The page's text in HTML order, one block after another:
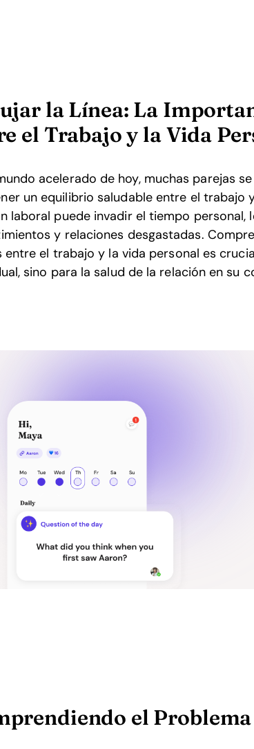
la Línea: La
el Trabajo y la Vida
acelerado de hoy, muchas parejas
un equilibrio saludable entre el trabajo
laboral puede invadir el tiempo personal,
y relaciones desgastadas.
entre el trabajo y la vida personal es
sino para la salud de la relación en su
el Problema